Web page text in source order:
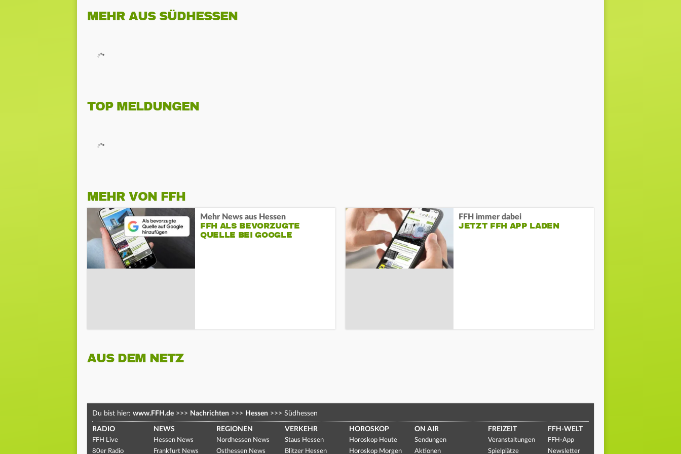
MEHR AUS SÜDHESSEN
TOP MELDUNGEN
MEHR VON FFH
Mehr News aus Hessen
FFH ALS BEVORZUGTE
QUELLE BEI GOOGLE
FFH immer dabei
JETZT FFH APP LADEN
AUS DEM NETZ
Du bist hier: www.FFH.de >>> Nachrichten >>> Hessen >>> Südhessen
RADIO
FFH Live
80er Radio
NEWS
Hessen News
Frankfurt News
REGIONEN
Nordhessen News
Osthessen News
VERKEHR
Staus Hessen
Blitzer Hessen
HOROSKOP
Horoskop Heute
Horoskop Morgen
ON AIR
Sendungen
Aktionen
FREIZEIT
Veranstaltungen
Spielplätze
FFH-WELT
FFH-App
Newsletter